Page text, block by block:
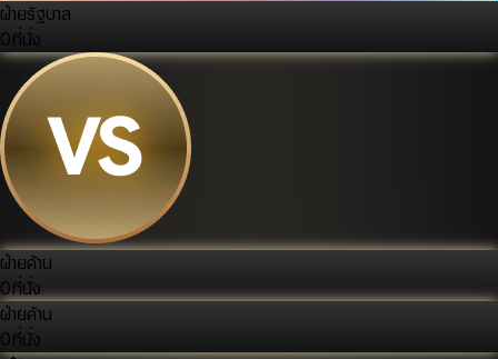
ฝ่ายรัฐบาล
0ที่นั่ง
ฝ่ายค้าน
0ที่นั่ง
ฝ่ายค้าน
0ที่นั่ง